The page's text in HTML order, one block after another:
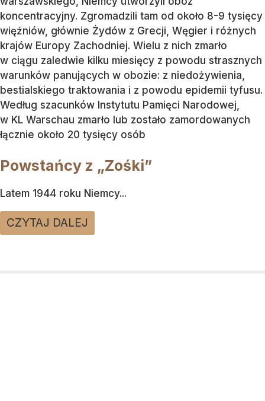
koncentracyjny. Zgromadzili tam od około 8-9 tysięcy
więźniów, głównie Żydów z Grecji, Węgier i różnych
krajów Europy Zachodniej. Wielu z nich zmarło
w ciągu zaledwie kilku miesięcy z powodu strasznych
warunków panujących w obozie: z niedożywienia,
bestialskiego traktowania i z powodu epidemii tyfusu.
Według szacunków Instytutu Pamięci Narodowej,
w KL Warschau zmarło lub zostało zamordowanych
łącznie około 20 tysięcy osób
Powstańcy z „Zośki”
Latem 1944 roku Niemcy...
CZYTAJ DALEJ